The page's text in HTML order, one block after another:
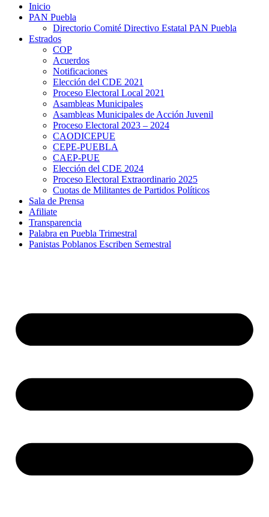
Inicio
PAN Puebla
Directorio Comité Directivo Estatal PAN Puebla
Estrados
COP
Acuerdos
Notificaciones
Elección del CDE 2021
Proceso Electoral Local 2021
Asambleas Municipales
Asambleas Municipales de Acción Juvenil
Proceso Electoral 2023 – 2024
CAODICEPUE
CEPE-PUEBLA
CAEP-PUE
Elección del CDE 2024
Proceso Electoral Extraordinario 2025
Cuotas de Militantes de Partidos Políticos
Sala de Prensa
Afiliate
Transparencia
Palabra en Puebla Trimestral
Panistas Poblanos Escriben Semestral